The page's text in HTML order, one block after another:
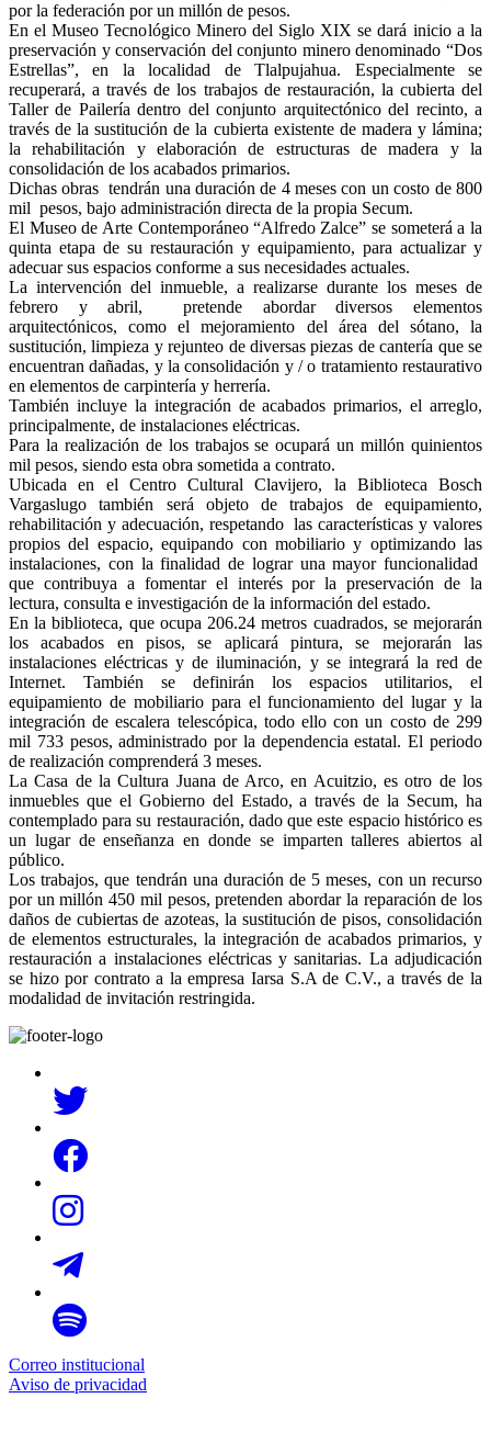
por la federación por un millón de pesos.
En el Museo Tecnológico Minero del Siglo XIX se dará inicio a la
preservación y conservación del conjunto minero denominado “Dos
Estrellas”, en la localidad de Tlalpujahua. Especialmente se
recuperará, a través de los trabajos de restauración, la cubierta del
Taller de Pailería dentro del conjunto arquitectónico del recinto, a
través de la sustitución de la cubierta existente de madera y lámina;
la rehabilitación y elaboración de estructuras de madera y la
consolidación de los acabados primarios.
Dichas obras tendrán una duración de 4 meses con un costo de 800
mil pesos, bajo administración directa de la propia Secum.
El Museo de Arte Contemporáneo “Alfredo Zalce” se someterá a la
quinta etapa de su restauración y equipamiento, para actualizar y
adecuar sus espacios conforme a sus necesidades actuales.
La intervención del inmueble, a realizarse durante los meses de
febrero y abril, pretende abordar diversos elementos
arquitectónicos, como el mejoramiento del área del sótano, la
sustitución, limpieza y rejunteo de diversas piezas de cantería que se
encuentran dañadas, y la consolidación y / o tratamiento restaurativo
en elementos de carpintería y herrería.
También incluye la integración de acabados primarios, el arreglo,
principalmente, de instalaciones eléctricas.
Para la realización de los trabajos se ocupará un millón quinientos
mil pesos, siendo esta obra sometida a contrato.
Ubicada en el Centro Cultural Clavijero, la Biblioteca Bosch
Vargaslugo también será objeto de trabajos de equipamiento,
rehabilitación y adecuación, respetando las características y valores
propios del espacio, equipando con mobiliario y optimizando las
instalaciones, con la finalidad de lograr una mayor funcionalidad
que contribuya a fomentar el interés por la preservación de la
lectura, consulta e investigación de la información del estado.
En la biblioteca, que ocupa 206.24 metros cuadrados, se mejorarán
los acabados en pisos, se aplicará pintura, se mejorarán las
instalaciones eléctricas y de iluminación, y se integrará la red de
Internet. También se definirán los espacios utilitarios, el
equipamiento de mobiliario para el funcionamiento del lugar y la
integración de escalera telescópica, todo ello con un costo de 299
mil 733 pesos, administrado por la dependencia estatal. El periodo
de realización comprenderá 3 meses.
La Casa de la Cultura Juana de Arco, en Acuitzio, es otro de los
inmuebles que el Gobierno del Estado, a través de la Secum, ha
contemplado para su restauración, dado que este espacio histórico es
un lugar de enseñanza en donde se imparten talleres abiertos al
público.
Los trabajos, que tendrán una duración de 5 meses, con un recurso
por un millón 450 mil pesos, pretenden abordar la reparación de los
daños de cubiertas de azoteas, la sustitución de pisos, consolidación
de elementos estructurales, la integración de acabados primarios, y
restauración a instalaciones eléctricas y sanitarias. La adjudicación
se hizo por contrato a la empresa Iarsa S.A de C.V., a través de la
modalidad de invitación restringida.
Correo institucional
Aviso de privacidad